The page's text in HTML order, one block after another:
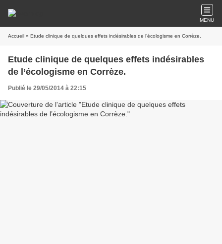
MENU
Accueil » Etude clinique de quelques effets indésirables de l’écologisme en Corrèze.
Etude clinique de quelques effets indésirables
de l’écologisme en Corrèze.
Publié le 29/05/2014 à 22:15